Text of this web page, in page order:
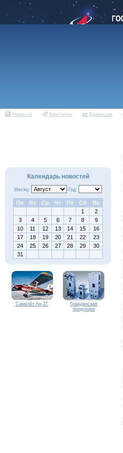
Новости Контакты Вакансии
Календарь новостей
Месяц: Год:
Пн Вт Ср Чт Пт Сб
Вс
1
2
3
4 5 6 7 8
9
10
11 12 13 14 15
16
17
18 19 20 21 22
23
24
25 26 27 28 29
30
31
Самолёт Ан-3Т
Гражданская
продукция